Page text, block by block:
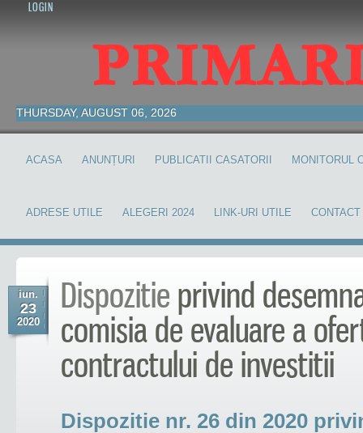
LOGIN
THURSDAY, AUGUST 06, 2026
ACASA ANUNȚURI PUBLICATII CASATORII MONITORUL
ADRESE UTILE ALEGERI 2024 LINK-URI UTILE CONTACT
iun.
23
2020
Dispozitie privind
comisia de evaluare a
contractului de investitii
Dispozitie nr. 26 din 2020